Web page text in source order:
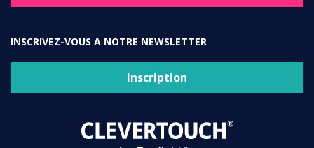
INSCRIVEZ-VOUS A NOTRE NEWSLETTER
Inscription